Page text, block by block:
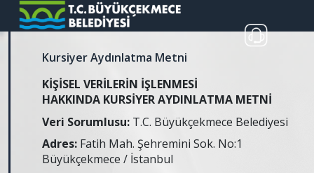
Kursiyer Aydınlatma Metni
KİŞİSEL VERİLERİN İŞLENMESİ
HAKKINDA KURSİYER AYDINLATMA METNİ
Veri Sorumlusu: T.C. Büyükçekmece Belediyesi
Adres: Fatih Mah. Şehremini Sok. No:1
Büyükçekmece / İstanbul